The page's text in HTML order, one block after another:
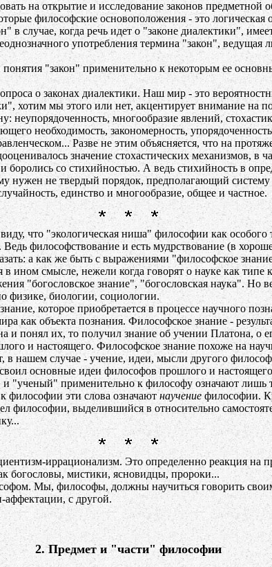
на открытие и исследование законов
философские основоположения - это
в случае, когда речь идет о "законе диалектики",
употребления термина "закон",
"закон" применительно к некоторым ее
о законах диалектики. Наш мир - это
хотим мы этого или нет, акцентирует внимание на
многообразие явлений,
необходимость, закономерность,
Разве не этим объясняется, что на
значение стохастических механизмов,
боролись со стихийностью. А ведь стихийность в
нужен не твердый порядок, предполагающий
единство и многообразие, общее и частное.
что "экологическая ниша" философии как
философствование и есть мудрствование (в
а как же быть с выражениями "философское
смысле, нежели когда говорят о науке как типе
"богословское знание", "богословская наука". Но
физике, биологии, социологии.
которое приобретается в процессе научного
как объекта познания. Философское знание -
и понял их, то получил знание об учении Платона, о
и настоящего. Философское знание похоже на
в нашем случае - учение, идеи, мысли другого
основные идеи философов прошлого и
"ученый" применительно к философу означают лишь
философии эти слова означают научениефилософии.
философии, выделившийся в относительно
иррационализм. Это определенно реакция на
богословы, мистики, ясновидцы, пророки...
Мы, философы, должны научиться говорить своим
аффектации, с другой.
2. Предмет и "части" философии